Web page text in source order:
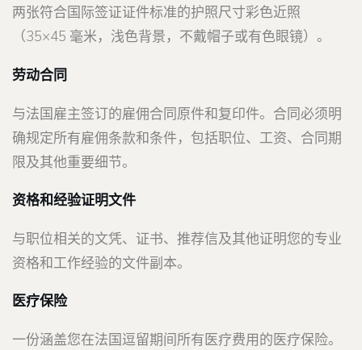
两张符合国际签证证件标准的护照尺寸彩色近照
（35×45 毫米，浅色背景，不戴帽子或有色眼镜）。
劳动合同
与法国雇主签订的雇佣合同原件和复印件。合同必须明
确规定所有雇佣条款和条件，包括职位、工资、合同期
限及其他重要细节。
资格和经验证明文件
与职位相关的文凭、证书、推荐信及其他证明您的专业
资格和工作经验的文件副本。
医疗保险
一份涵盖您在法国逗留期间所有医疗费用的医疗保险。